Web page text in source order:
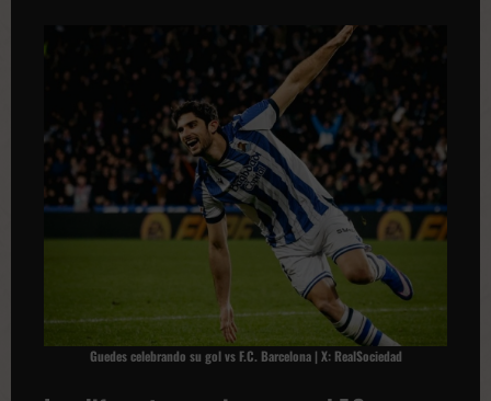
Guedes celebrando su gol vs F.C. Barcelona | X: RealSociedad